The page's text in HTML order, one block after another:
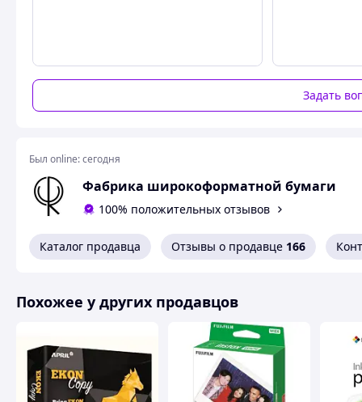
Бренд
RulonyComUa
Упаковка рулона
пленка и крафт-бумага
Ширина рулона, дюймы
Сырье
Польша
Ширина рулона, мм
610
Плотность, г/кв.м.
Внешний диаметр рулона, мм
поверхность, лишенная бликов, позволяет легко
Идеально подходит для скоростной печати инженерных
которые требуют высокой точности. Совместим с
Области применения:
Задать
Был online:сегодня
Фабрика широкоформатной бумаги
100% положительных отзывов
Каталог продавца Отзывы о продавце 166
Похожее у других продавцов